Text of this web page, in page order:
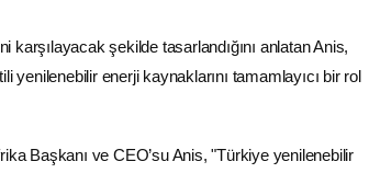
şekilde tasarlandığını anlatan Anis,
enerji kaynaklarını tamamlayıcı bir rol
Başkanı ve CEO’su Anis, "Türkiye yenilenebilir